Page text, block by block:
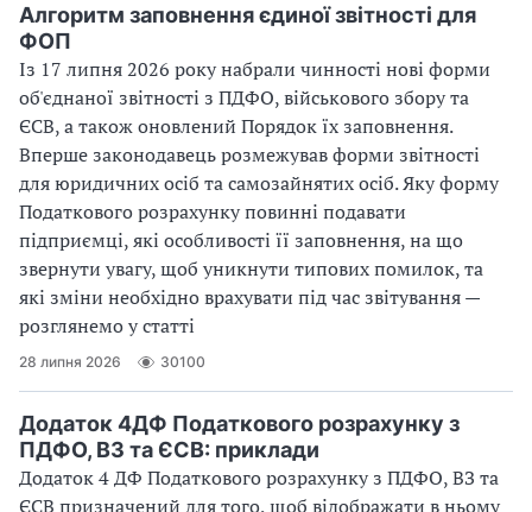
Алгоритм заповнення єдиної звітності для
ФОП
Із 17 липня 2026 року набрали чинності нові форми
об'єднаної звітності з ПДФО, військового збору та
ЄСВ, а також оновлений Порядок їх заповнення.
Вперше законодавець розмежував форми звітності
для юридичних осіб та самозайнятих осіб. Яку форму
Податкового розрахунку повинні подавати
підприємці, які особливості її заповнення, на що
звернути увагу, щоб уникнути типових помилок, та
які зміни необхідно врахувати під час звітування —
розглянемо у статті
28 липня 2026 30100
Додаток 4ДФ Податкового розрахунку з
ПДФО, ВЗ та ЄСВ: приклади
Додаток 4 ДФ Податкового розрахунку з ПДФО, ВЗ та
ЄСВ призначений для того, щоб відображати в ньому